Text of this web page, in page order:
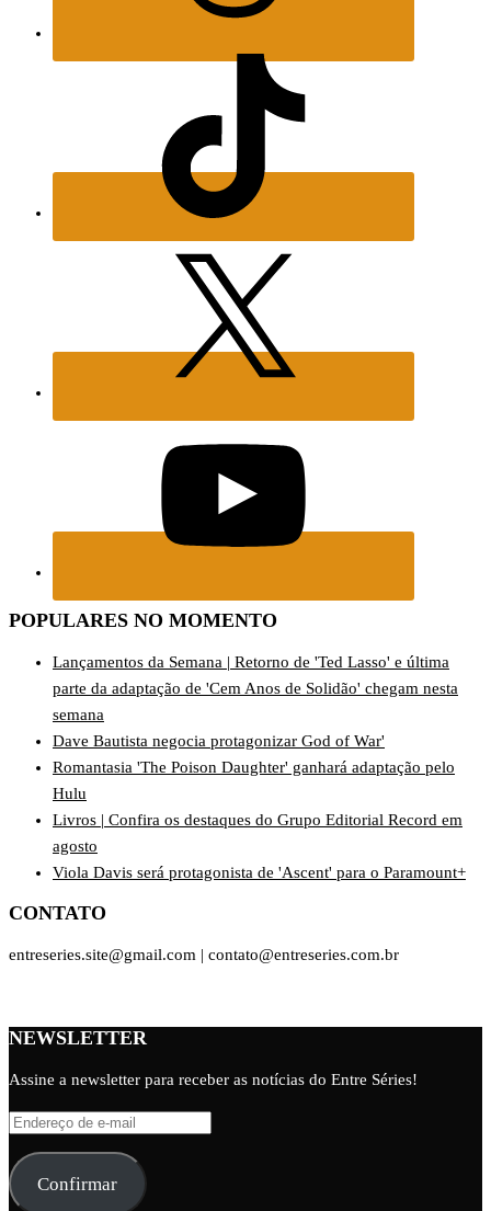
POPULARES NO MOMENTO
Lançamentos da Semana | Retorno de 'Ted Lasso' e última
parte da adaptação de 'Cem Anos de Solidão' chegam nesta
semana
Dave Bautista negocia protagonizar God of War'
Romantasia 'The Poison Daughter' ganhará adaptação pelo
Hulu
Livros | Confira os destaques do Grupo Editorial Record em
agosto
Viola Davis será protagonista de 'Ascent' para o Paramount+
CONTATO
entreseries.site@gmail.com | contato@entreseries.com.br
NEWSLETTER
Assine a newsletter para receber as notícias do Entre Séries!
Endereço
e-
mail
Confirmar